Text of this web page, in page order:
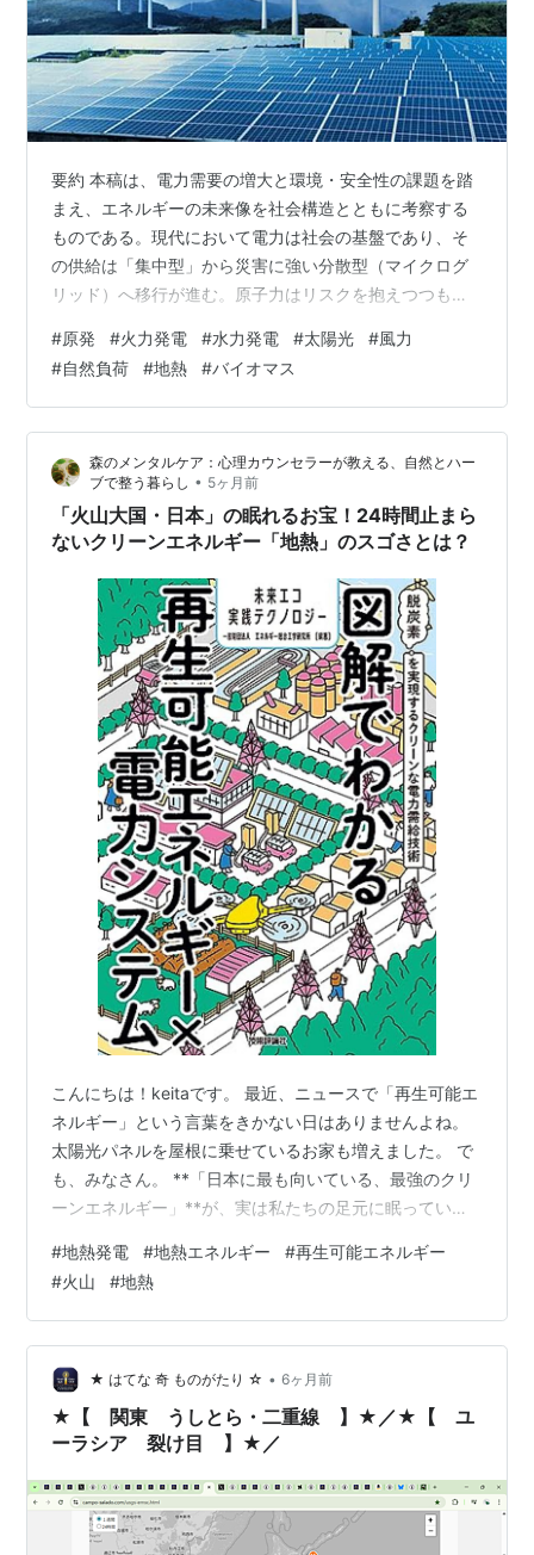
要約 本稿は、電力需要の増大と環境・安全性の課題を踏
まえ、エネルギーの未来像を社会構造とともに考察する
ものである。現代において電力は社会の基盤であり、そ
の供給は「集中型」から災害に強い分散型（マイクログ
リッド）へ移行が進む。原子力はリスクを抱えつつも脱
術が注目される。一方、再生可能エネルギーは低コスト
化が進み、今後は蓄電や調整技術が鍵となる。 また、AI
は電力消費を増やす一方で需給最適化により効率向上に
も寄与するという二面性を持つ。最終的に重要なのは、
単なる利便性ではなく、有限な資源の中で持続可能な価
値をどう創出するかであり、エネルギー問題は…
#原発 #火力発電 #水力発電 #太陽光 #風力
#自然負荷 #地熱 #バイオマス
森のメンタルケア：心理カウンセラーが教える、自然とハー
ブで整う暮らし • 5ヶ月前
「火山大国・日本」の眠れるお宝！24時間止まら
ないクリーンエネルギー「地熱」のスゴさとは？
こんにちは！keitaです。 最近、ニュースで「再生可能エ
ネルギー」という言葉をきかない日はありませんよね。
太陽光パネルを屋根に乗せているお家も増えました。 で
も、みなさん。 **「日本に最も向いている、最強のクリ
ーンエネルギー」**が、実は私たちの足元に眠っている
エネルギー です！ 今日は、温泉地に行くと漂ってくるあ
の「硫黄の香り」の向こう側にある、地熱発電のワクワ
クするような可能性についてお話しします。 1. 地熱が
「クリーンエネルギー」のエリートである理由 地熱発電
は、地下深くのマグマの熱で熱せられた「蒸気」を取り
出して、タービンを回…
#地熱発電 #地熱エネルギー #再生可能エネルギー
#火山 #地熱
★ はてな 奇 ものがたり ☆ • 6ヶ月前
★【 関東 うしとら・二重線 】★／★【 ユ
ーラシア 裂け目 】★／